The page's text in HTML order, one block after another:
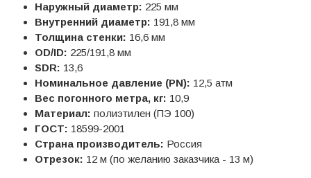
Наружный диаметр: 225 мм
Внутренний диаметр: 191,8 мм
Толщина стенки: 16,6 мм
OD/ID: 225/191,8 мм
SDR: 13,6
Номинальное давление (PN): 12,5 атм
Вес погонного метра, кг: 10,9
Материал: полиэтилен (ПЭ 100)
ГОСТ: 18599-2001
Страна производитель: Россия
Отрезок: 12 м (по желанию заказчика - 13 м)